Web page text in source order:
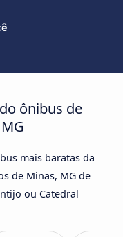
ônibus de
mais baratas da
de Minas, MG de
ou Catedral